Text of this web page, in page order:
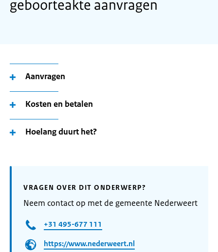
geboorteakte aanvragen
Aanvragen
Kosten en betalen
Hoelang duurt het?
VRAGEN OVER DIT ONDERWERP?
Neem contact op met de gemeente Nederweert
+31 495-677 111
https://www.nederweert.nl